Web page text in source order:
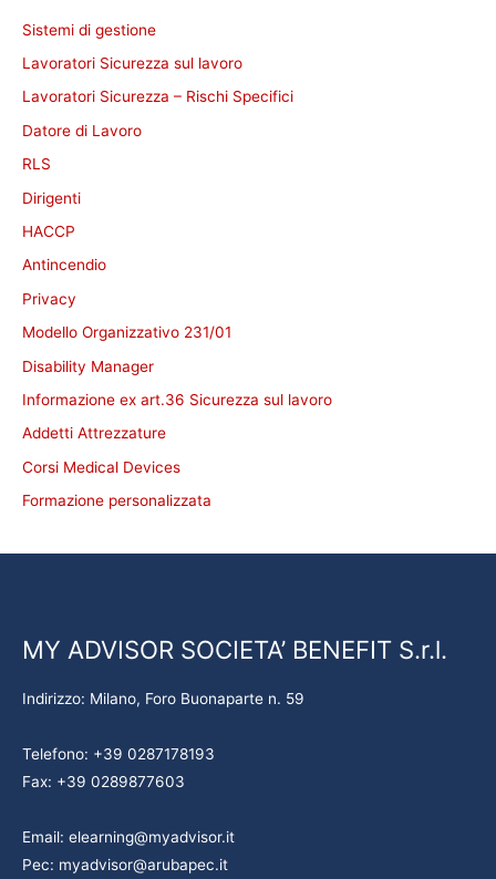
Sistemi di gestione
Lavoratori Sicurezza sul lavoro
Lavoratori Sicurezza – Rischi Specifici
Datore di Lavoro
RLS
Dirigenti
HACCP
Antincendio
Privacy
Modello Organizzativo 231/01
Disability Manager
Informazione ex art.36 Sicurezza sul lavoro
Addetti Attrezzature
Corsi Medical Devices
Formazione personalizzata
MY ADVISOR SOCIETA’ BENEFIT S.r.l.
Indirizzo: Milano, Foro Buonaparte n. 59
Telefono: +39 0287178193
Fax: +39 0289877603
Email: elearning@myadvisor.it
Pec: myadvisor@arubapec.it